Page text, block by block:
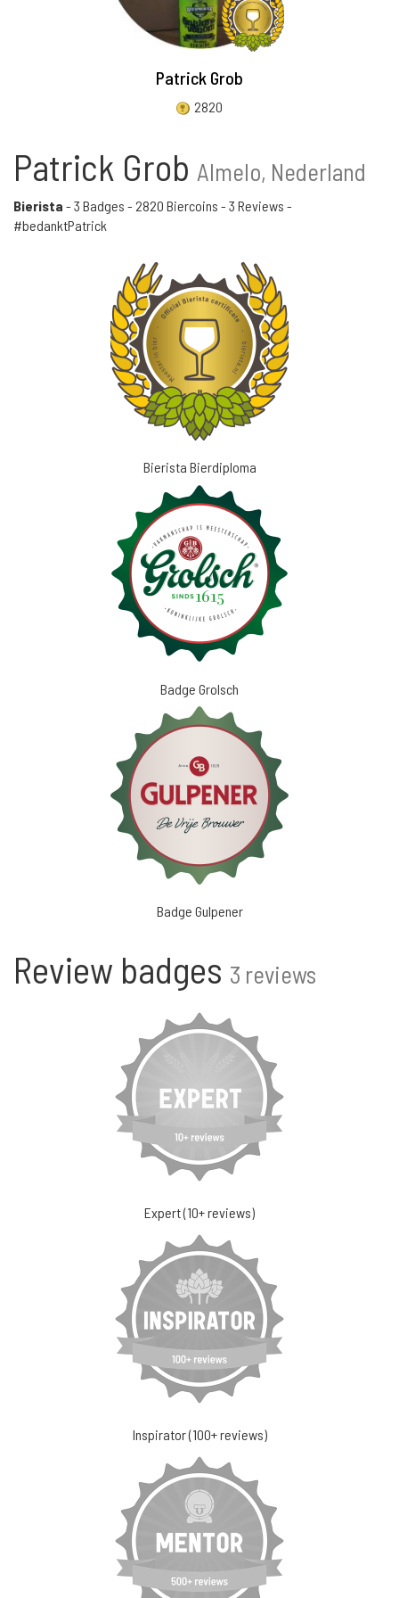
Patrick Grob
2820
Patrick Grob Almelo, Nederland
Bierista - 3 Badges - 2820 Biercoins - 3 Reviews -
#bedanktPatrick
Bierista Bierdiploma
Badge Grolsch
Badge Gulpener
Review badges 3 reviews
Expert (10+ reviews)
Inspirator (100+ reviews)